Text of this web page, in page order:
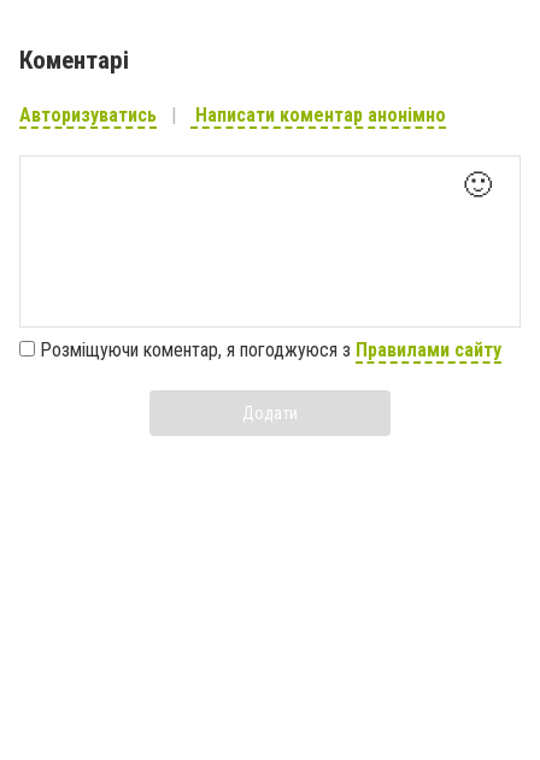
Коментарі
Авторизуватись Написати коментар анонімно
🙂
Розміщуючи коментар, я погоджуюся з Правилами сайту
Додати